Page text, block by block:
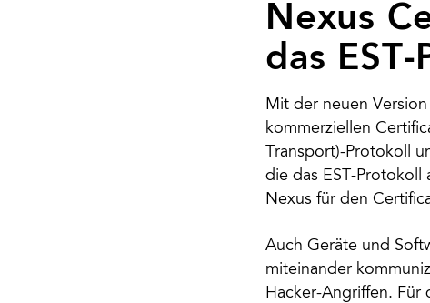
Nexus
das
Mit der neuen
kommerziellen
Transport)-Protokoll
die das EST-Protokoll
Nexus für den
Auch Geräte und
miteinander
Hacker-Angriffen.